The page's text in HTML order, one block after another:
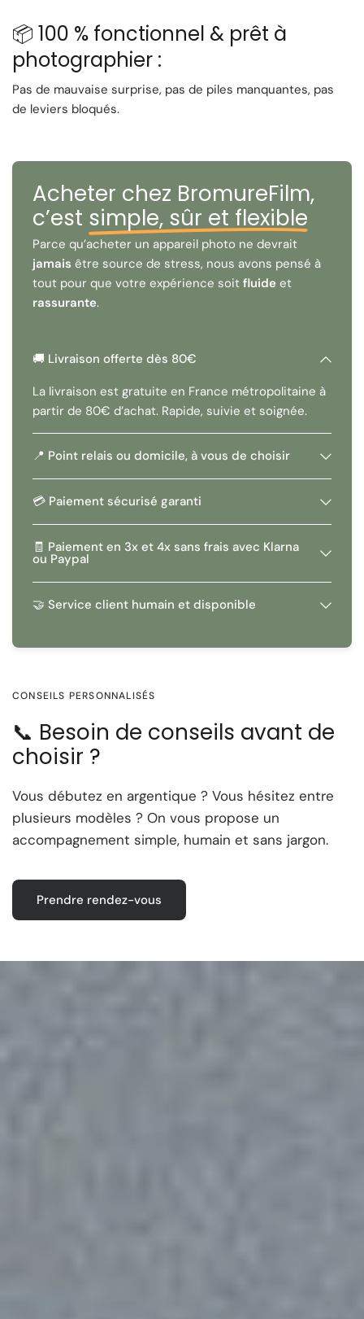
📦 100 % fonctionnel & prêt à
photographier :
Pas de mauvaise surprise, pas de piles manquantes, pas
de leviers bloqués.
Acheter chez BromureFilm,
c’est simple, sûr et flexible
Parce qu’acheter un appareil photo ne devrait
jamais être source de stress, nous avons pensé à
tout pour que votre expérience soitfluide et
rassurante.
🚚 Livraison offerte dès 80€
La livraison est gratuite en France métropolitaine à
partir de 80€ d’achat. Rapide, suivie et soignée.
📍 Point relais ou domicile, à vous de choisir
💳 Paiement sécurisé garanti
🧾 Paiement en 3x et 4x sans frais avec Klarna
ou Paypal
🤝 Service client humain et disponible
CONSEILS PERSONNALISÉS
📞 Besoin de conseils avant de
choisir ?
Vous débutez en argentique ? Vous hésitez entre
plusieurs modèles ? On vous propose un
accompagnement simple, humain et sans jargon.
Prendre rendez-vous